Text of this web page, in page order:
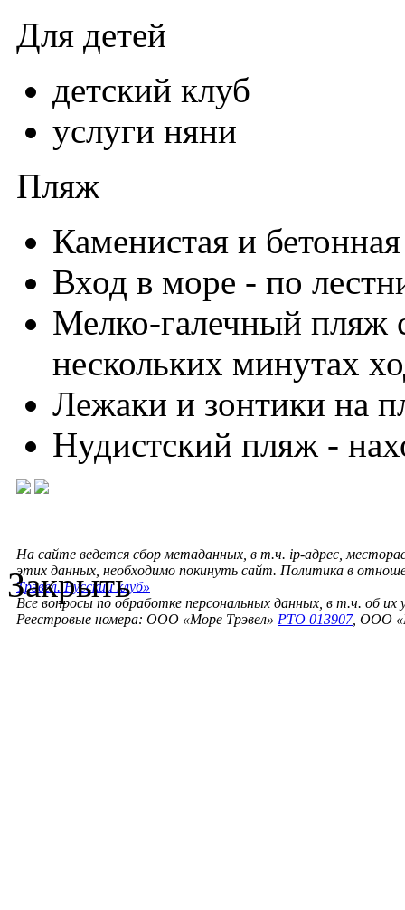
Для детей
детский клуб
услуги няни
Пляж
Каменистая и
Вход в море - по
Мелко-галечный пляж
нескольких минутах
Лежаки и зонтики на
Нудистский пляж -
На сайте ведется сбор метаданных, в т.ч. ip-адрес,
этих данных, необходимо покинуть сайт. Политика в
Трэвел. Русский клуб»
Все вопросы по обработке персональных данных, в т.ч. об их
Реестровые номера: ООО «Море Трэвел» РТО 013907, ООО
Закрыть